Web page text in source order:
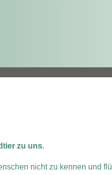
zu uns.
nicht zu kennen und